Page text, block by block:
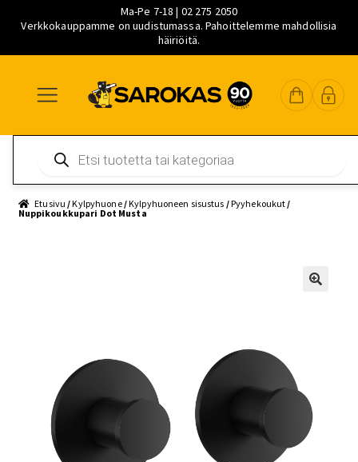
Ma-Pe 7-18 | 02 275 2050
Verkkokauppamme on uudistumassa. Pahoittelemme mahdollisia
häiriöitä.
navigointiin
sisältöön
pääsisältöön
search
Etusivu /Kylpyhuone/Kylpyhuoneen sisustus /Pyyhekoukut /
Nuppikoukkupari Dot Musta